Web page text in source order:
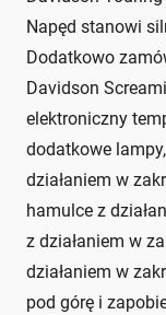
Napęd stanowi
Dodatkowo
Davidson
elektroniczny
dodatkowe
działaniem w
hamulce z
z działaniem w
działaniem w
pod górę i